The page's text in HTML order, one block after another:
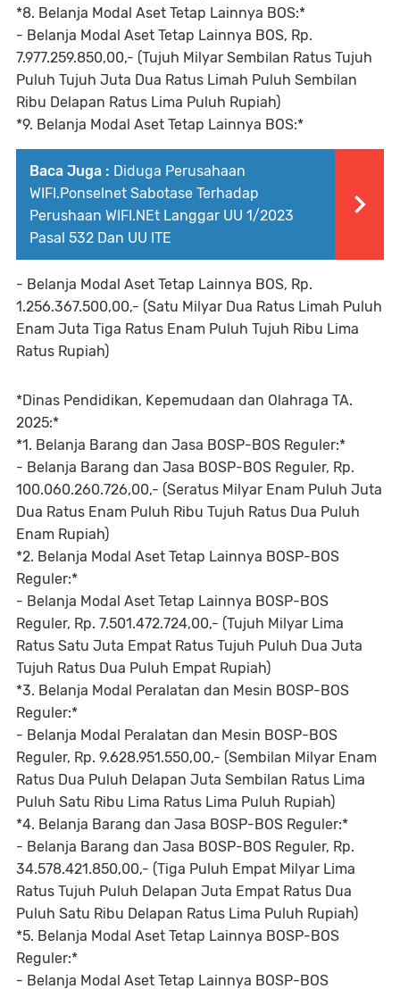
*8. Belanja Modal Aset Tetap Lainnya BOS:*
- Belanja Modal Aset Tetap Lainnya BOS, Rp.
7.977.259.850,00,- (Tujuh Milyar Sembilan Ratus Tujuh
Puluh Tujuh Juta Dua Ratus Limah Puluh Sembilan
Ribu Delapan Ratus Lima Puluh Rupiah)
*9. Belanja Modal Aset Tetap Lainnya BOS:*
Baca Juga : Diduga Perusahaan
WIFI.Ponselnet Sabotase Terhadap
Perushaan WIFI.NEt Langgar UU 1/2023
Pasal 532 Dan UU ITE
- Belanja Modal Aset Tetap Lainnya BOS, Rp.
1.256.367.500,00,- (Satu Milyar Dua Ratus Limah Puluh
Enam Juta Tiga Ratus Enam Puluh Tujuh Ribu Lima
Ratus Rupiah)
*Dinas Pendidikan, Kepemudaan dan Olahraga TA.
2025:*
*1. Belanja Barang dan Jasa BOSP-BOS Reguler:*
- Belanja Barang dan Jasa BOSP-BOS Reguler, Rp.
100.060.260.726,00,- (Seratus Milyar Enam Puluh Juta
Dua Ratus Enam Puluh Ribu Tujuh Ratus Dua Puluh
Enam Rupiah)
*2. Belanja Modal Aset Tetap Lainnya BOSP-BOS
Reguler:*
- Belanja Modal Aset Tetap Lainnya BOSP-BOS
Reguler, Rp. 7.501.472.724,00,- (Tujuh Milyar Lima
Ratus Satu Juta Empat Ratus Tujuh Puluh Dua Juta
Tujuh Ratus Dua Puluh Empat Rupiah)
*3. Belanja Modal Peralatan dan Mesin BOSP-BOS
Reguler:*
- Belanja Modal Peralatan dan Mesin BOSP-BOS
Reguler, Rp. 9.628.951.550,00,- (Sembilan Milyar Enam
Ratus Dua Puluh Delapan Juta Sembilan Ratus Lima
Puluh Satu Ribu Lima Ratus Lima Puluh Rupiah)
*4. Belanja Barang dan Jasa BOSP-BOS Reguler:*
- Belanja Barang dan Jasa BOSP-BOS Reguler, Rp.
34.578.421.850,00,- (Tiga Puluh Empat Milyar Lima
Ratus Tujuh Puluh Delapan Juta Empat Ratus Dua
Puluh Satu Ribu Delapan Ratus Lima Puluh Rupiah)
*5. Belanja Modal Aset Tetap Lainnya BOSP-BOS
Reguler:*
- Belanja Modal Aset Tetap Lainnya BOSP-BOS